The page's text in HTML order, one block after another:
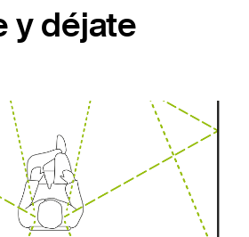
y déjate